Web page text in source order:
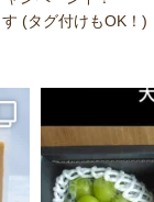
(タグ付けもOK！)